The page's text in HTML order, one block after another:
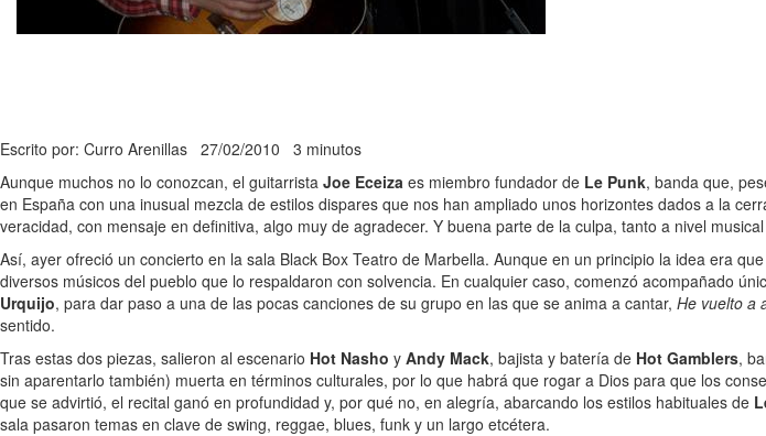
Escrito por: Curro Arenillas 27/02/2010 3 minutos
Aunque muchos no lo conozcan, el guitarrista Joe Eceiza es miembro fundador de Le Punk, banda que,
en España con una inusual mezcla de estilos dispares que nos han ampliado unos horizontes dados a la
veracidad, con mensaje en definitiva, algo muy de agradecer. Y buena parte de la culpa, tanto a nivel
Así, ayer ofreció un concierto en la sala Black Box Teatro de Marbella. Aunque en un principio la idea era
diversos músicos del pueblo que lo respaldaron con solvencia. En cualquier caso, comenzó acompañado
Urquijo, para dar paso a una de las pocas canciones de su grupo en las que se anima a cantar, He vuelto a
sentido.
Tras estas dos piezas, salieron al escenario Hot Nasho y Andy Mack, bajista y batería de Hot Gamblers,
sin aparentarlo también) muerta en términos culturales, por lo que habrá que rogar a Dios para que los
que se advirtió, el recital ganó en profundidad y, por qué no, en alegría, abarcando los estilos habituales de
sala pasaron temas en clave de swing, reggae, blues, funk y un largo etcétera.